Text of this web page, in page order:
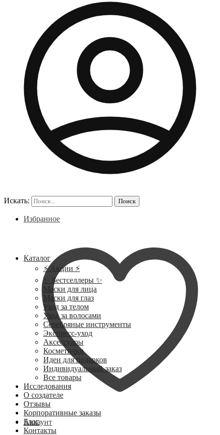
Искать: Поиск
Избранное
Аккаунт
Каталог
⚡ Акции ⚡
✨ Бестселлеры ✨
Маски для лица
Маски для глаз
Уход за телом
Уход за волосами
Серебряные инструменты
Экспресс-уход
Аксессуары
Косметички
Идеи для подарков
Индивидуальный заказ
Все товары
Исследования
О создателе
Отзывы
Корпоративные заказы
Блог
Контакты